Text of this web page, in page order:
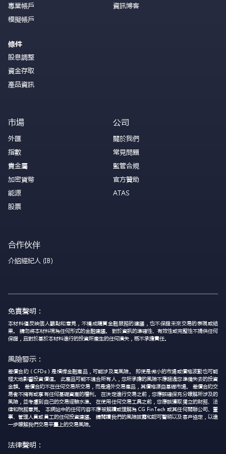
專業帳戶
模擬帳戶
條件
股息調整
資金存取
產品資訊
資訊博客
市場
外匯
指數
貴金屬
加密貨幣
能源
股票
公司
關於我們
常見問題
監管合規
官方贊助
ATAS
合作伙伴
介紹經紀人 (IB)
免責聲明：
本材料僅反映個人觀點和意見，不構成購買金融服務的建議，也不保證未來交易的表現或結
果。 請勿將本材料視為任何形式的金融建議。 對於資訊的準確性、有效性或完整性不提供任何
保證，且對於基於本材料進行的投資所產生的任何損失，概不承擔責任。
風險警示：
差價合約（CFDs）是槓桿金融產品，可能涉及高風險。 即使是微小的市場或價格波動也可能
極大地影響投資價值。 此產品可能不適合所有人，您所承擔的風險不應超過您準備失去的投資
金額。 差價合約不在任何交易所交易，而是場外交易產品，其價格源自基礎市場。 差價合約交
易者不擁有或享有任何基礎資產的權利。 在決定進行交易之前，您應該確保充分瞭解所涉及的
風險，並考慮到自己的交易經驗水準。 在使用任何交易工具之前，您應該獲取獨立的財務、法
律和稅務意見。 本網站中的任何內容不應被解讀或理解為 CG FinTech 或其任何關聯公司、董
事、管理人員或員工的任何投資建議。 請閱讀我們的風險披露和認可聲明以及客戶協定，以進
一步瞭解我們交易平臺上的交易風險。
法律聲明：